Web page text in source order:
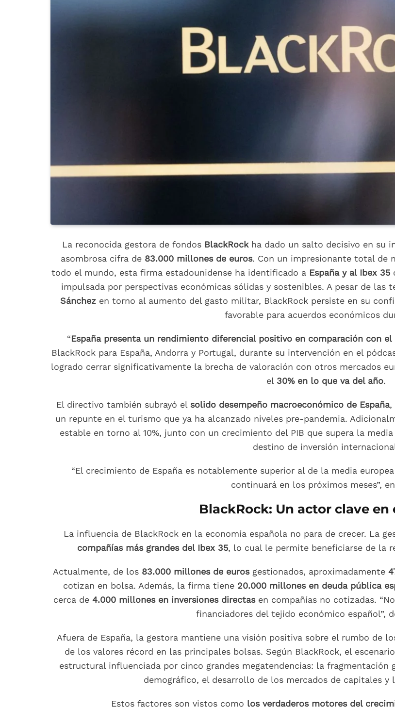
La reconocida gestora de fondos BlackRockha dado un salto decisivo en su
asombrosa cifra de 83.000 millones de euros. Con un impresionante total de
todo el mundo, esta firma estadounidense ha identificado a España y al Ibex 35
impulsada por perspectivas económicas sólidas y sostenibles. A pesar de las
Sánchezen torno al aumento del gasto militar, BlackRock persiste en su
favorable para acuerdos económicos
“España presenta un rendimiento diferencial positivo en comparación con el
BlackRock para España, Andorra y Portugal, durante su intervención en el
logrado cerrar significativamente la brecha de valoración con otros mercados
el 30% en lo que va del año.
El directivo también subrayó el solido desempeño macroeconómico de España,
un repunte en el turismo que ya ha alcanzado niveles pre-pandemia.
estable en torno al 10%, junto con un crecimiento del PIB que supera la
destino de inversión
“El crecimiento de España es notablemente superior al de la media
continuará en los próximos meses”,
BlackRock: Un actor clave en
La influencia de BlackRock en la economía española no para de crecer. La
compañías más grandes del Ibex 35, lo cual le permite beneficiarse de la
Actualmente, de los 83.000 millones de eurosgestionados, aproximadamente
cotizan en bolsa. Además, la firma tiene 20.000 millones en deuda pública
cerca de 4.000 millones en inversiones directasen compañías no cotizadas.
financiadores del tejido económico español”,
Afuera de España, la gestora mantiene una visión positiva sobre el rumbo de
de los valores récord en las principales bolsas. Según BlackRock, el
estructural influenciada por cinco grandes megatendencias: la
demográfico, el desarrollo de los mercados de capitales y
Estos factores son vistos como los verdaderos motores del